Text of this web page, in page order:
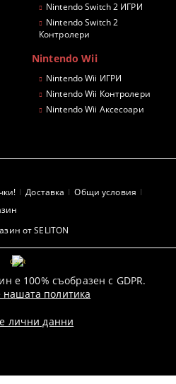
Nintendo Switch 2 ИГРИ
Nintendo Switch 2
Контролери
Nintendo Wii
Nintendo Wii ИГРИ
Nintendo Wii Контролери
Nintendo Wii Аксесоари
от SELITON
Доставка
Общи условия
GDPR
е 100% съобразен с GDPR.
нашата политика
лични данни